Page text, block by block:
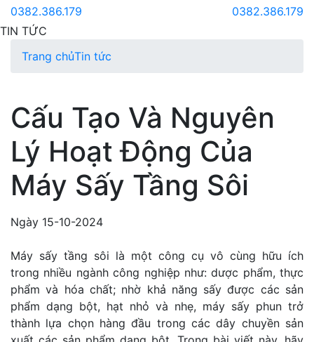
0382.386.179
0382.386.179
TIN TỨC
Trang chủTin tức
Cấu Tạo Và Nguyên
Lý Hoạt Động Của
Máy Sấy Tầng Sôi
Ngày 15-10-2024
Máy sấy tầng sôi là một công cụ vô cùng hữu ích
trong nhiều ngành công nghiệp như: dược phẩm, thực
phẩm và hóa chất; nhờ khả năng sấy được các sản
phẩm dạng bột, hạt nhỏ và nhẹ, máy sấy phun trở
thành lựa chọn hàng đầu trong các dây chuyền sản